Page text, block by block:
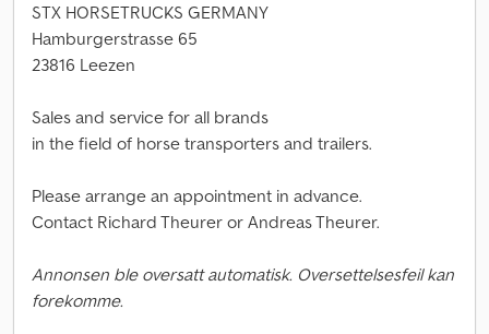
STX HORSETRUCKS GERMANY
Hamburgerstrasse 65
23816 Leezen
Sales and service for all brands
in the field of horse transporters and trailers.
Please arrange an appointment in advance.
Contact Richard Theurer or Andreas Theurer.
Annonsen ble oversatt automatisk. Oversettelsesfeil kan
forekomme.